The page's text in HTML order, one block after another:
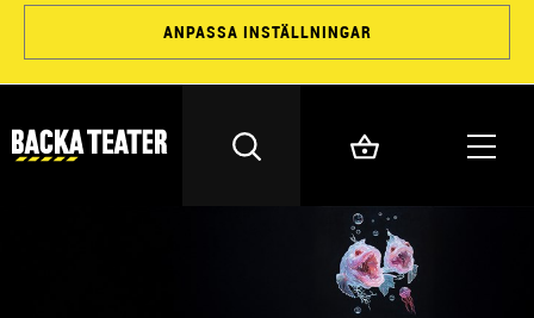
ANPASSA INSTÄLLNINGAR